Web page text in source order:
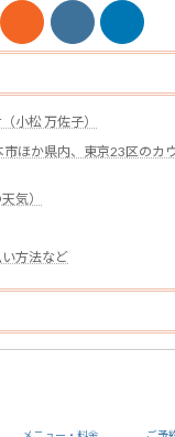
小松 万佐子）
市ほか県内、東京23区のカ
気）
方法など